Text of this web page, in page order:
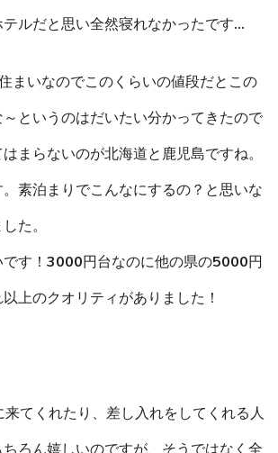
ルだと思い全然寝れなかったです…
まいなのでこのくらいの値段だとこの
～というのはだいたい分かってきたので
まらないのが北海道と鹿児島ですね。
素泊まりでこんなにするの？と思いな
た。
す！3000円台なのに他の県の5000円
上のクオリティがありました！
てくれたり、差し入れをしてくれる人